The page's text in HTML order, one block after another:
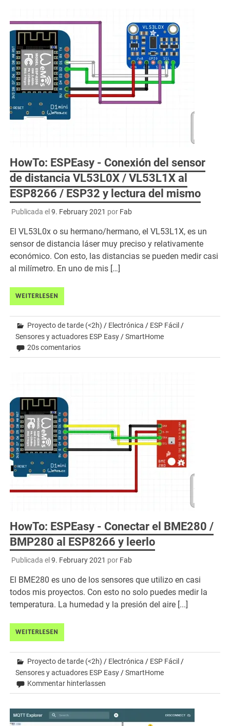
HowTo: ESPEasy - Conexión del sensor
de distancia VL53L0X / VL53L1X al
ESP8266 / ESP32 y lectura del mismo
Publicada el 9. February 2021 por Fab
El VL53L0x o su hermano/hermano, el VL53L1X, es un
sensor de distancia láser muy preciso y relativamente
económico. Con esto, las distancias se pueden medir casi
al milímetro. En uno de mis […]
WEITERLESEN
Proyecto de tarde (<2h) / Electrónica / ESP Fácil /
Sensores y actuadores ESP Easy /SmartHome
20s comentarios
HowTo: ESPEasy - Conectar el BME280 /
BMP280 al ESP8266 y leerlo
Publicada el 9. February 2021 por Fab
El BME280 es uno de los sensores que utilizo en casi
todos mis proyectos. Con esto no solo puedes medir la
temperatura. La humedad y la presión del aire [...]
WEITERLESEN
Proyecto de tarde (<2h) / Electrónica / ESP Fácil /
Sensores y actuadores ESP Easy /SmartHome
Kommentar hinterlassen